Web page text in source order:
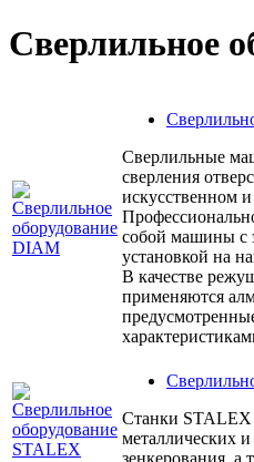
Сверлильное
Сверлильные
сверления
искусственном
собой машины с
установкой на
В качестве
применяются
Станки STALEX
металлических
зенкерования, а